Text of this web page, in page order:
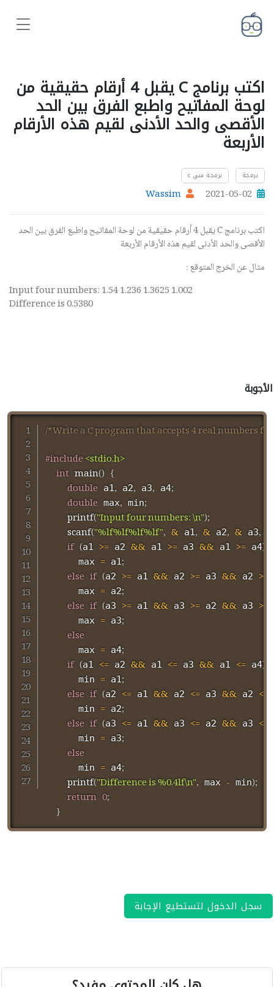
اكتب برنامج C يقبل 4 أرقام حقيقية من
لوحة المفاتيح واطبع الفرق بين الحد
الأقصى والحد الأدنى لقيم هذه الأرقام
الأربعة
برمجة برمجة سي c
2021-05-02
Wassim
اكتب برنامج C يقبل 4 أرقام حقيقية من لوحة المفاتيح واطبع الفرق بين الحد
الأقصى والحد الأدنى لقيم هذه الأرقام الأربعة
مثال عن الخرج المتوقع :
Input four numbers: 1.54 1.236 1.3625 1.002
Difference is 0.5380
الأجوبة
/*Write a C program that accepts 4 real numbers
#include<stdio.h>
int main() {
double a1, a2, a3, a4;
double max, min;
printf("Input four numbers: \n");
scanf("%lf%lf%lf%lf", & a1, & a2, & a3,
if (a1 >= a2 && a1 >= a3 && a1 >= a4)
      max
= a1;
else if (a2 >= a1 && a2 >= a3 && a2 >=
      max
= a2;
else if (a3 >= a1 && a3 >= a2 && a3 >=
      max
= a3;
else
      max
= a4;
if (a1 <= a2 && a1 <= a3 && a1 <= a4)
      min
= a1;
else if (a2 <= a1 && a2 <= a3 && a2 <=
      min
= a2;
else if (a3 <= a1 && a3 <= a2 && a3 <=
      min
= a3;
else
      min
= a4;
printf("Difference is %0.4lf\n", max - min);
return 0;
}
سجل الدخول لتستطيع الإجابة